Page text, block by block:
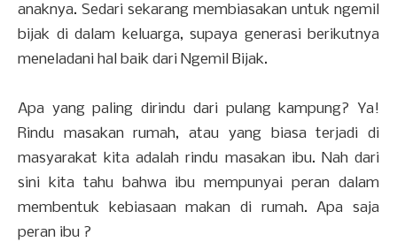
anaknya. Sedari sekarang membiasakan untuk ngemil
bijak di dalam keluarga, supaya generasi berikutnya
meneladani hal baik dari Ngemil Bijak.
Apa yang paling dirindu dari pulang kampung? Ya!
Rindu masakan rumah, atau yang biasa terjadi di
masyarakat kita adalah rindu masakan ibu. Nah dari
sini kita tahu bahwa ibu mempunyai peran dalam
membentuk kebiasaan makan di rumah. Apa saja
peran ibu ?